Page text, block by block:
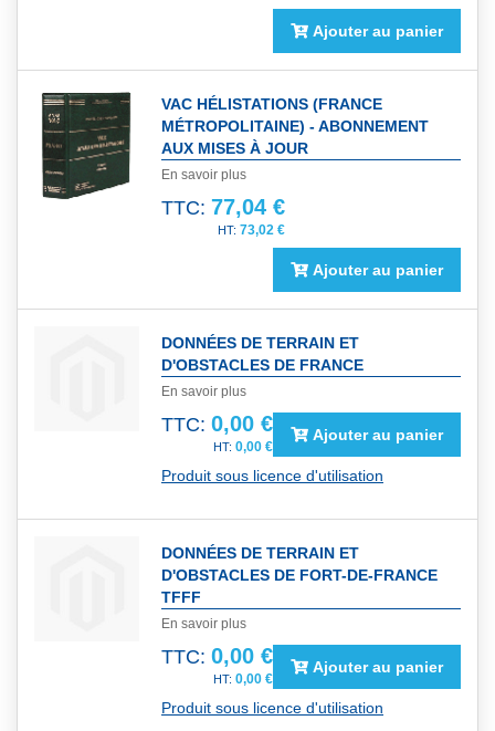
Ajouter au panier
VAC HÉLISTATIONS (FRANCE
MÉTROPOLITAINE) - ABONNEMENT
AUX MISES À JOUR
En savoir plus
TTC: 77,04 €
73,02 €
Ajouter au panier
DONNÉES DE TERRAIN ET
D'OBSTACLES DE FRANCE
En savoir plus
TTC: 0,00 €
0,00 €
Ajouter au panier
Produit sous licence d'utilisation
DONNÉES DE TERRAIN ET
D'OBSTACLES DE FORT-DE-FRANCE
TFFF
En savoir plus
TTC: 0,00 €
0,00 €
Ajouter au panier
Produit sous licence d'utilisation